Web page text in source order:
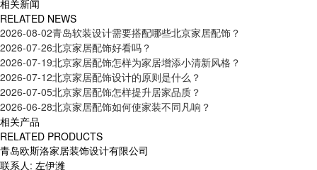
相关新闻
RELATED NEWS
2026-08-02青岛软装设计需要搭配哪些北京家居配饰？
2026-07-26北京家居配饰好看吗？
2026-07-19北京家居配饰怎样为家居增添小清新风格？
2026-07-12北京家居配饰设计的原则是什么？
2026-07-05北京家居配饰怎样提升居家品质？
2026-06-28北京家居配饰如何使家装不同凡响？
相关产品
RELATED PRODUCTS
青岛欧斯洛家居装饰设计有限公司
联系人: 左伊潍